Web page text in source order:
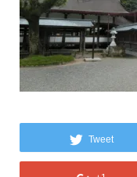
Tweet